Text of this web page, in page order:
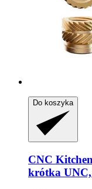
Do koszyka
CNC Kitchen
krótka UNC,